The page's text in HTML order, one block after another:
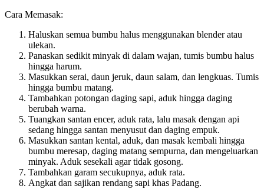
Cara Memasak:
Haluskan semua bumbu halus menggunakan blender atau
ulekan.
Panaskan sedikit minyak di dalam wajan, tumis bumbu halus
hingga harum.
Masukkan serai, daun jeruk, daun salam, dan lengkuas. Tumis
hingga bumbu matang.
Tambahkan potongan daging sapi, aduk hingga daging
berubah warna.
Tuangkan santan encer, aduk rata, lalu masak dengan api
sedang hingga santan menyusut dan daging empuk.
Masukkan santan kental, aduk, dan masak kembali hingga
bumbu meresap, daging matang sempurna, dan mengeluarkan
minyak. Aduk sesekali agar tidak gosong.
Tambahkan garam secukupnya, aduk rata.
Angkat dan sajikan rendang sapi khas Padang.